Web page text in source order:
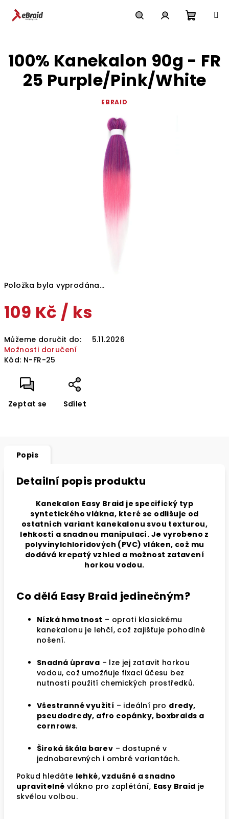
košík
Položka byla vyprodána…
109 Kč / ks
cena:
Můžeme doručit do:
5.11.2026
Možnosti doručení
Kód: N-FR-25
Zeptat se Sdílet
100% Kanekalon 90g - FR
25 Purple/Pink/White
EBRAID
Popis
Detailní popis produktu
Kanekalon Easy Braid je specifický typ
syntetického vlákna, které se odlišuje od
ostatních variant kanekalonu svou texturou,
lehkostí a snadnou manipulací. Je vyrobeno z
polyvinylchloridových (PVC) vláken, což mu
dodává krepatý vzhled a možnost zatavení
horkou vodou.
Co dělá Easy Braid jedinečným?
Nízká hmotnost – oproti klasickému
kanekalonu je lehčí, což zajišťuje pohodlné
nošení.
Snadná úprava – lze jej zatavit horkou
vodou, což umožňuje fixaci účesu bez
nutnosti použití chemických prostředků.
Všestranné využití – ideální pro dredy,
pseudodredy, afro copánky, boxbraids a
cornrows.
Široká škála barev – dostupné v
jednobarevných i ombré variantách.
Pokud hledáte lehké, vzdušné a snadno
upravitelné vlákno pro zaplétání, Easy Braid je
skvělou volbou.